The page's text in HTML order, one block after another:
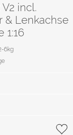
incl.
& Lenkachse
1:16
6kg